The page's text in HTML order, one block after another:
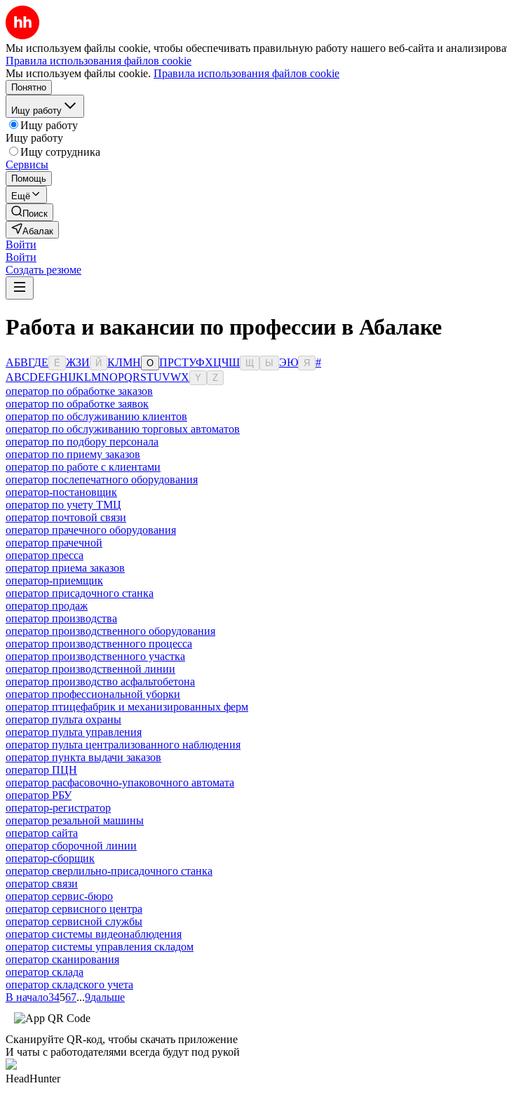
Мы используем файлы cookie, чтобы обеспечивать правильную работу нашего веб-сайта и
Правила использования файлов cookie
Мы используем файлы cookie. Правила использования файлов cookie
Понятно
Ищу работу
Ищу работу
Ищу работу
Ищу сотрудника
Сервисы
Помощь
Ещё
Поиск
Абалак
Войти
Войти
Создать резюме
Работа и вакансии по профессии в Абалаке
АБВГДЕ Ё ЖЗИ Й КЛМН О ПРСТУФХЦЧШ Ы ЭЮ Я
#
ABCDEFGHIJKLMNOPQRSTUVWX Y Z
оператор по обработке заказов
оператор по обработке заявок
оператор по обслуживанию клиентов
оператор по обслуживанию торговых автоматов
оператор по подбору персонала
оператор по приему заказов
оператор по работе с клиентами
оператор послепечатного оборудования
оператор-постановщик
оператор по учету ТМЦ
оператор почтовой связи
оператор прачечного оборудования
оператор прачечной
оператор пресса
оператор приема заказов
оператор-приемщик
оператор присадочного станка
оператор продаж
оператор производства
оператор производственного оборудования
оператор производственного процесса
оператор производственного участка
оператор производственной линии
оператор производство асфальтобетона
оператор профессиональной уборки
оператор птицефабрик и механизированных ферм
оператор пульта охраны
оператор пульта управления
оператор пульта централизованного наблюдения
оператор пункта выдачи заказов
оператор ПЦН
оператор расфасовочно-упаковочного автомата
оператор РБУ
оператор-регистратор
оператор резальной машины
оператор сайта
оператор сборочной линии
оператор-сборщик
оператор сверлильно-присадочного станка
оператор связи
оператор сервис-бюро
оператор сервисного центра
оператор сервисной службы
оператор системы видеонаблюдения
оператор системы управления складом
оператор сканирования
оператор склада
оператор складского учета
В начало34567...9дальше
Сканируйте QR-код, чтобы скачать приложение
И чаты с работодателями всегда будут под рукой
HeadHunter